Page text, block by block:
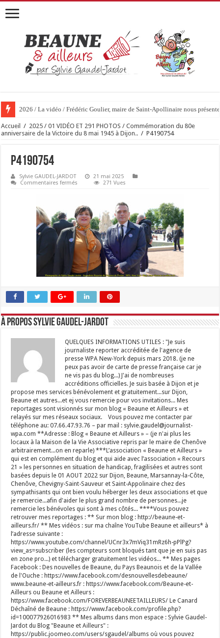
2026 / La vidéo / Frédéric Goulier, maire de Saint-Apollinaire nous
Accueil / 2025 / 01 VIDÉO ET 291 PHOTOS / Commémoration du 80e
anniversaire de la Victoire du 8 mai 1945 à Dijon.. / P4190754
P4190754
Sylvie GAUDEL-JARDOT
21 mai 2025
Commentaires fermés
271 Vues
À propos Sylvie GAUDEL-JARDOT
QUELQUES INFORMATIONS UTILES : "Je suis
journaliste reporter accréditée de l'agence de
presse WPA New-York depuis mars 2018. (je ne
peux pas avoir de carte de presse française car je
ne vis pas du blog...) J'ai de nombreuses
accréditions officielles. Je suis basée à Dijon et je
propose mes services bénévolement et gratuitement...sur Dijon,
Beaune et autres...et ej vous remercie pour vos invitations... Mes
reportages sont visionnés sur mon blog « Beaune et Ailleurs » et
relayés sur mes réseaux sociaux. Vous pouvez me contacter par
téléphone au: 07.66.47.93.76 – par mail : sylvie.gaudel@journalist-
wpa.com **Adresse : Blog « Beaune et Ailleurs » – (je n'ai plus les
locaux à la Maison de la Vie Associative repris par le maire de Chenôve
arbitrairement...on en reparle) ***L’association « Beaune et Ailleurs »
qui est en complément du blog et qui aide avec l’association « Recours
21 » les personnes en situation de handicap, fragilisées et autres sont
basées depuis le 01 AOUT 2022 sur Dijon, Beaune, Marsannay-la-Côte,
Chenôve, Chevigny-Saint-Sauveur et Saint-Appolinaire chez des
sympathisants qui ont bien voulu héberger les deux associations et que
je remercie...afin d'aider le plus grand nombre de personnes...je
remercie les bénévoles qui sont à mes côtés... ****Vous pouvez
retrouver mes reportages : ** Sur mon blog : http://beaune-et-
ailleurs.fr/ ** Mes vidéos : sur ma chaîne YouTube Beaune et ailleurs* à
l’adresse suivante :
https://www.youtube.com/channel/UCnr3x7mViq31mRz6h-pPlPg?
view_as=subscriber (les compteurs sont bloqués tant que je en suis pas
en zone pro...) et télécharger gratuitement les vidéos... ** Mes pages
Facebook : Des nouvelles de Beaune, du Pays Beaunois et de la Vallée
de l'Ouche : https://www.facebook.com/desnouvellesdebeaune/
www.beaune-et-ailleurs.fr : https://www.facebook.com/Beaune-et-
Ailleurs ou Beaune et Ailleurs :
https://www.facebook.com/FOREVERBEAUNEETAILLEURS/ Le Canard
Déchaîné de Beaune : https://www.facebook.com/profile.php?
id=100077926016983 ** Mes albums dans mon espace : Sylvie Gaudel-
Jardot du Blog "Beaune et Ailleurs" :
https://public.joomeo.com/users/sgaudel/albums où vous pouvez